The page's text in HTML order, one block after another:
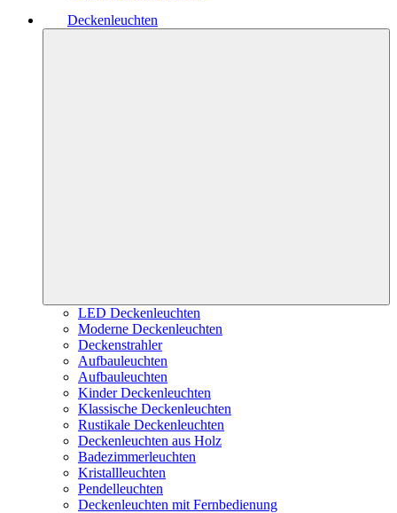
Deckenleuchten
LED Deckenleuchten
Moderne Deckenleuchten
Deckenstrahler
Aufbauleuchten
Aufbauleuchten
Kinder Deckenleuchten
Klassische Deckenleuchten
Rustikale Deckenleuchten
Deckenleuchten aus Holz
Badezimmerleuchten
Kristallleuchten
Pendelleuchten
Deckenleuchten mit Fernbedienung